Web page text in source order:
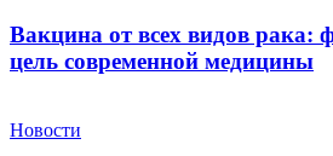
Вакцина от всех видов рака:
цель современной медицины
Новости